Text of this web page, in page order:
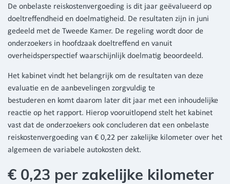
De onbelaste reiskostenvergoeding is dit jaar geëvalueerd op
doeltreffendheid en doelmatigheid. De resultaten zijn in juni
gedeeld met de Tweede Kamer. De regeling wordt door de
onderzoekers in hoofdzaak doeltreffend en vanuit
overheidsperspectief waarschijnlijk doelmatig beoordeeld.
Het kabinet vindt het belangrijk om de resultaten van deze
evaluatie en de aanbevelingen zorgvuldig te
bestuderen en komt daarom later dit jaar met een inhoudelijke
reactie op het rapport. Hierop vooruitlopend stelt het kabinet
vast dat de onderzoekers ook concluderen dat een onbelaste
reiskostenvergoeding van € 0,22 per zakelijke kilometer over het
algemeen de variabele autokosten dekt.
€ 0,23 per zakelijke kilometer